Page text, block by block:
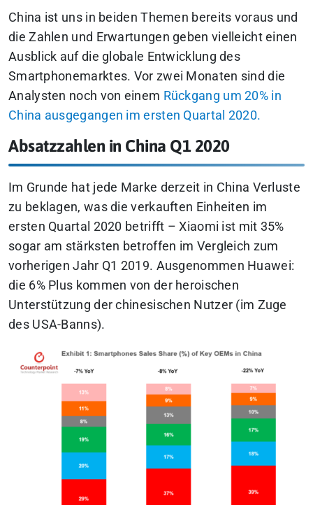
China ist uns in beiden Themen bereits voraus und
die Zahlen und Erwartungen geben vielleicht einen
Ausblick auf die globale Entwicklung des
Smartphonemarktes. Vor zwei Monaten sind die
Analysten noch von einem Rückgang um 20% in
China ausgegangen im ersten Quartal 2020.
Absatzzahlen in China Q1 2020
Im Grunde hat jede Marke derzeit in China Verluste
zu beklagen, was die verkauften Einheiten im
ersten Quartal 2020 betrifft –Xiaomi ist mit 35%
sogar am stärksten betroffen im Vergleich zum
vorherigen Jahr Q1 2019. Ausgenommen Huawei:
die 6% Plus kommen von der heroischen
Unterstützung der chinesischen Nutzer (im Zuge
des USA-Banns).